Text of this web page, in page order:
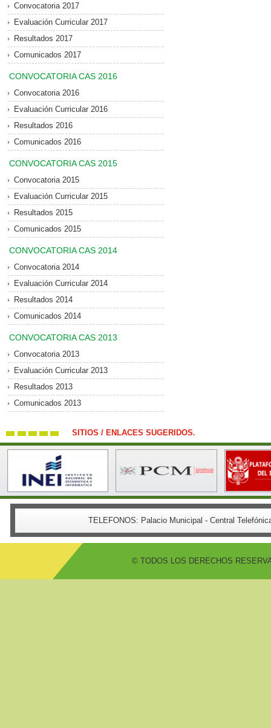
Convocatoria 2017
Evaluación Curricular 2017
Resultados 2017
Comunicados 2017
CONVOCATORIA CAS 2016
Convocatoria 2016
Evaluación Curricular 2016
Resultados 2016
Comunicados 2016
CONVOCATORIA CAS 2015
Convocatoria 2015
Evaluación Curricular 2015
Resultados 2015
Comunicados 2015
CONVOCATORIA CAS 2014
Convocatoria 2014
Evaluación Curricular 2014
Resultados 2014
Comunicados 2014
CONVOCATORIA CAS 2013
Convocatoria 2013
Evaluación Curricular 2013
Resultados 2013
Comunicados 2013
SITIOS / ENLACES SUGERIDOS.
TELEFONOS: Palacio Municipal - Central
© TODOS LOS DERECHOS